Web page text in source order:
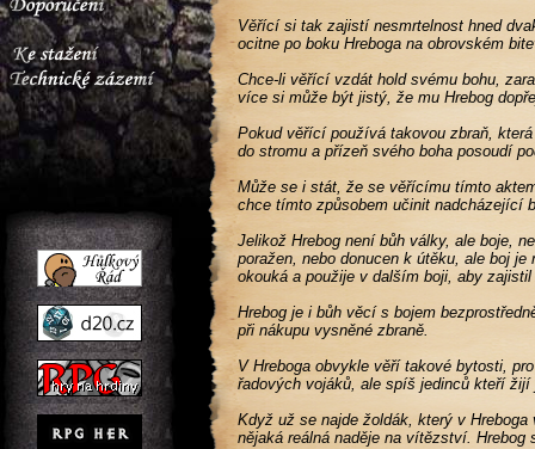
Věřící si tak zajistí nesmrtelnost hned
ocitne po boku Hreboga na obrovském
Chce-li věřící vzdát hold svému bohu,
více si může být jistý, že mu Hrebog
Pokud věřící používá takovou zbraň,
do stromu a přízeň svého boha posoudí
Může se i stát, že se věřícímu tímto
chce tímto způsobem učinit nadcházející
Jelikož Hrebog není bůh války, ale boje,
poražen, nebo donucen k útěku, ale boj
okouká a použije v dalším boji, aby
Hrebog je i bůh věcí s bojem
při nákupu vysněné zbraně.
V Hreboga obvykle věří takové bytosti,
řadových vojáků, ale spíš jedinců kteří
Když už se najde žoldák, který v
nějaká reálná naděje na vítězství.